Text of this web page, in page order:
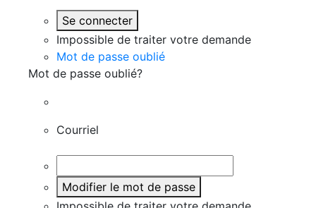
Se connecter
Impossible de traiter votre demande
Mot de passe oublié
Mot de passe oublié?
Courriel
Modifier le mot de passe